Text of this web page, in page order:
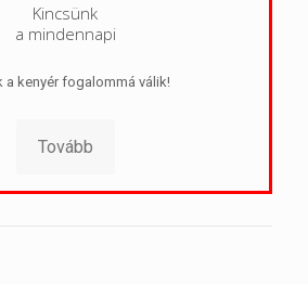
Kincsünk
a mindennapi
a kenyér fogalommá válik!
Tovább